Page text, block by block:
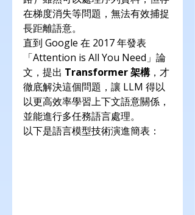
在梯度消失等問題，無法有效捕捉
長距離語意。
直到 Google 在 2017 年發表
「Attention is All You Need」論
文，提出 Transformer 架構，才
徹底解決這個問題，讓 LLM 得以
以更高效率學習上下文語意關係，
並能進行多任務語言處理。
以下是語言模型技術演進簡表：